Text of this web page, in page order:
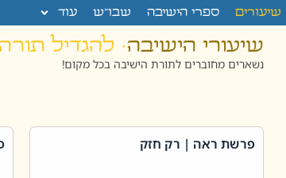
שיעורים ספרי הישיבה שבו”ש עוד
שיעורי הישיבה· להגדיל
נשארים מחוברים לתורת הישיבה בכל מקום!
פרשת ראה | רק חזק